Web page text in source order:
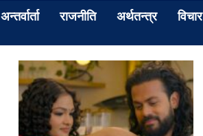
अन्तर्वार्ता राजनीति अर्थतन्त्र विचार